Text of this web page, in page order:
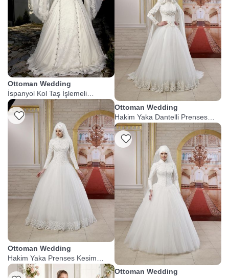
Ottoman Wedding
İspanyol Kol Taş İşlemeli
Tesettür Gelinlik
Listeme Ekle
Ottoman Wedding
Hakim Yaka Prenses Kesim
Tesettür Gelinlik
Ottoman Wedding
Hakim Yaka Dantelli Prenses
Gelinlik
Listeme Ekle
Ottoman Wedding